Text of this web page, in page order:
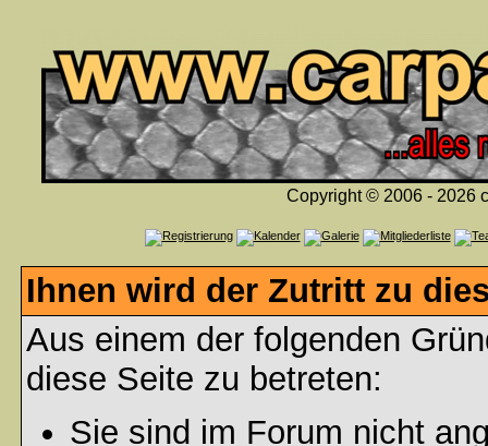
Copyright © 2006 - 2026
Ihnen wird der Zutritt zu
Aus einem der folgenden
diese Seite zu betreten:
Sie sind im Forum nicht